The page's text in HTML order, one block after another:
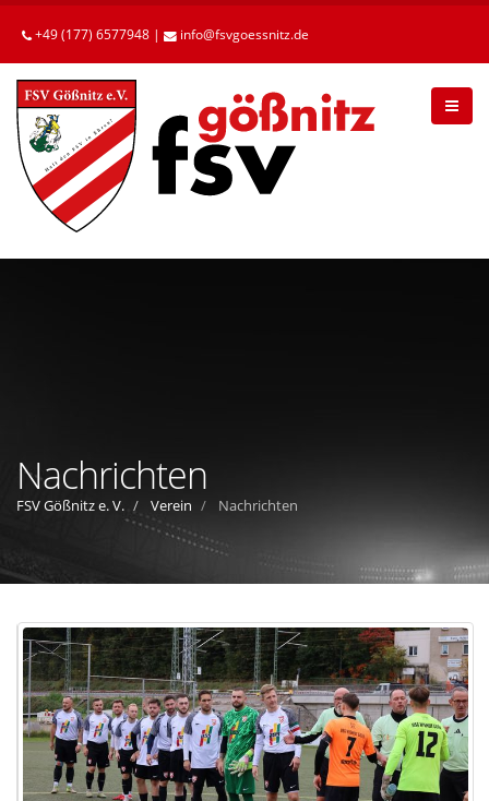
Betätigen
die
Enter-
Taste,
um
zum
Hauptinhalt
gelangen.
+49 (177) 6577948 | info fsvgoessnitz de
Nachrichten
FSV Gößnitz e. V. Verein Nachrichten